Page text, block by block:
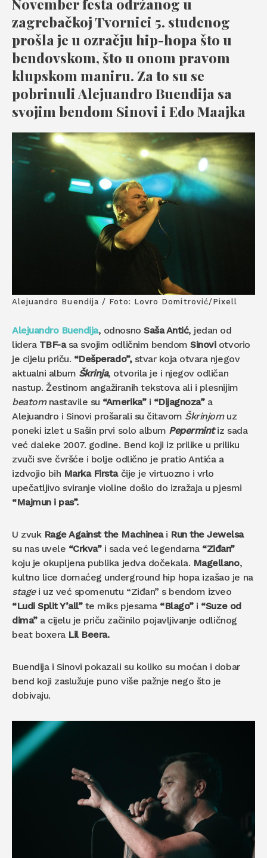
zagrebačkoj Tvornici 5. studenog
prošla je u ozračju hip-hopa što u
bendovskom, što u onom pravom
klupskom maniru. Za to su se
pobrinuli Alejuandro Buendija sa
svojim bendom Sinovi i Edo Maajka
Alejuandro Buendija / Foto: Lovro Domitrović/Pixell
Alejuandro Buendija, odnosnoSaša Antić, jedan od
lidera TBF-asa svojim odličnim bendomSinoviotvorio
je cijelu priču. “Dešperado”,stvar koja otvara njegov
aktualni album Škrinja, otvorila je i njegov odličan
nastup. Žestinom angažiranih tekstova ali i plesnijim
beatomnastavile su “Amerika”i “Dijagnoza”a
Alejuandro i Sinovi prošarali su čitavom Škrinjomuz
poneki izlet u Sašin prvi solo album Pepermintiz sada
već daleke 2007. godine. Bend koji iz prilike u priliku
zvuči sve čvršće i bolje odlično je pratio Antića a
izdvojio bih Marka Firstačije je virtuozno i vrlo
upečatljivo sviranje violine došlo do izražaja u pjesmi
“Majmun i pas”.
U zvuk Rage Against the Machineai Run the Jewelsa
su nas uvele “Crkva”i sada već legendarna “Ziđan”
koju je okupljena publika jedva dočekala. Magellano,
kultno lice domaćeg underground hip hopa izašao je na
stagei uz već spomenutu “Ziđan” s bendom izveo
“Ludi Split Y’all”te miks pjesama “Blago”i “Suze od
dima” a cijelu je priču začinilo pojavljivanje odličnog
beat boxera Lil Beera.
Buendija i Sinovi pokazali su koliko su moćan i dobar
bend koji zaslužuje puno više pažnje nego što je
dobivaju.